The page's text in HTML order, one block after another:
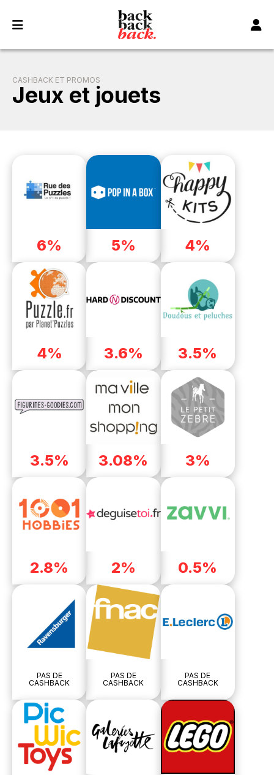
CASHBACK ET PROMOS
Jeux et jouets
6% 5% 4%
4% 3.6% 3.5%
3.5% 3.08% 3%
2.8% 2% 0.5%
PAS DE
CASHBACK
PAS DE
CASHBACK
PAS DE
CASHBACK